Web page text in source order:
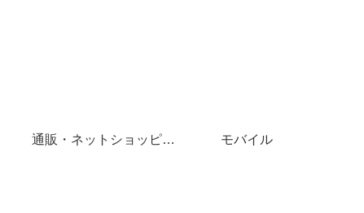
通販・ネットショッピング モバイル